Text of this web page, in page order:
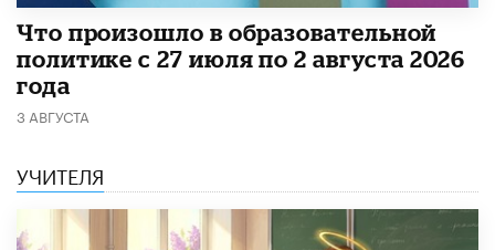
​Что произошло в образовательной
политике с 27 июля по 2 августа 2026
года
3 АВГУСТА
УЧИТЕЛЯ